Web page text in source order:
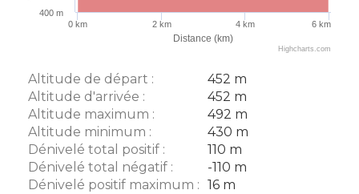
Distance (km)
0 km 2 km 4 km 6 km
400 m
Highcharts.com
Altitude de départ :
452 m
Altitude d'arrivée :
452 m
Altitude maximum :
492 m
Altitude minimum :
430 m
Dénivelé total positif :
110 m
Dénivelé total négatif :
-110 m
Dénivelé positif maximum : 16 m